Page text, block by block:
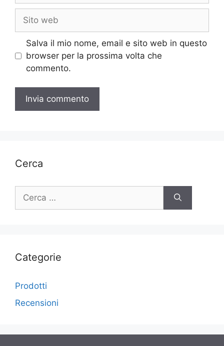
web
Salva il mio nome, email e sito web in questo
browser per la prossima volta che
commento.
Cerca
Ricerca
Categorie
Prodotti
Recensioni